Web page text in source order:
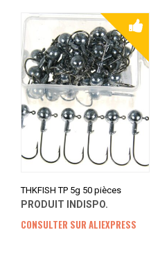
THKFISH TP 5g 50 pièces
PRODUIT INDISPO.
CONSULTER SUR ALIEXPRESS